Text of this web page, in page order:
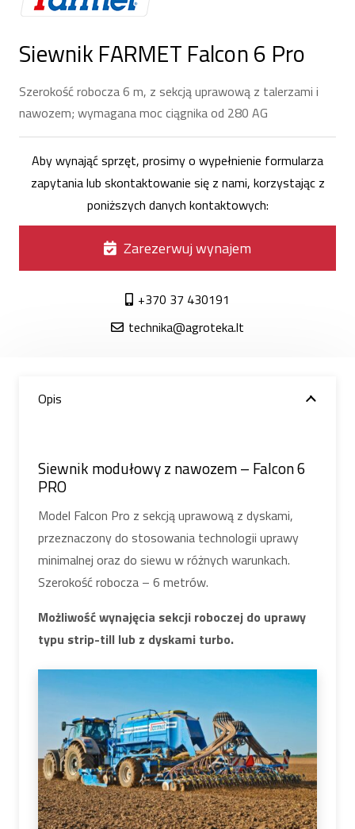
Siewnik FARMET Falcon 6 Pro
Szerokość robocza 6 m, z sekcją uprawową z talerzami i
nawozem; wymagana moc ciągnika od 280 AG
Aby wynająć sprzęt, prosimy o wypełnienie formularza
zapytania lub skontaktowanie się z nami, korzystając z
poniższych danych kontaktowych:
Zarezerwuj wynajem
+370 37 430191
technika@agroteka.lt
Opis
Siewnik modułowy z nawozem – Falcon 6
PRO
Model Falcon Pro z sekcją uprawową z dyskami,
przeznaczony do stosowania technologii uprawy
minimalnej oraz do siewu w różnych warunkach.
Szerokość robocza – 6 metrów.
Możliwość wynajęcia sekcji roboczej do uprawy
typu strip-till lub z dyskami turbo.